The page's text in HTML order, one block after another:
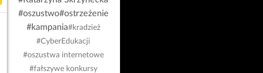
#oszustwo#ostrzeżenie
#kampania#kradzież
#CyberEdukacji
#oszustwa internetowe
#fałszywe konkursy